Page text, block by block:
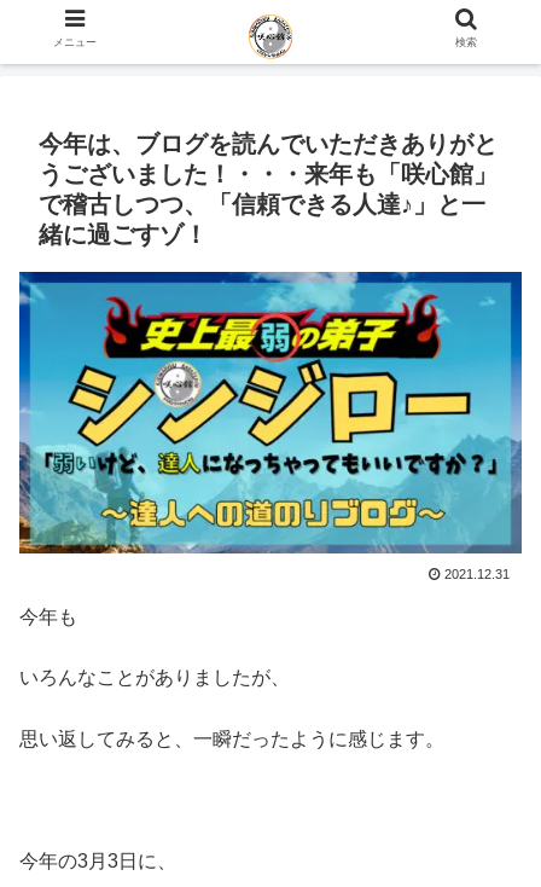
ホーム 史上最弱の弟子のブログ 咲心館について
今年は、ブログを読んでいただきありがと
うございました！・・・来年も「咲心館」
で稽古しつつ、「信頼できる人達♪」と一
緒に過ごすゾ！
2021.12.31
今年も
いろんなことがありましたが、
思い返してみると、一瞬だったように感じます。
今年の3月3日に、
メニュー 検索